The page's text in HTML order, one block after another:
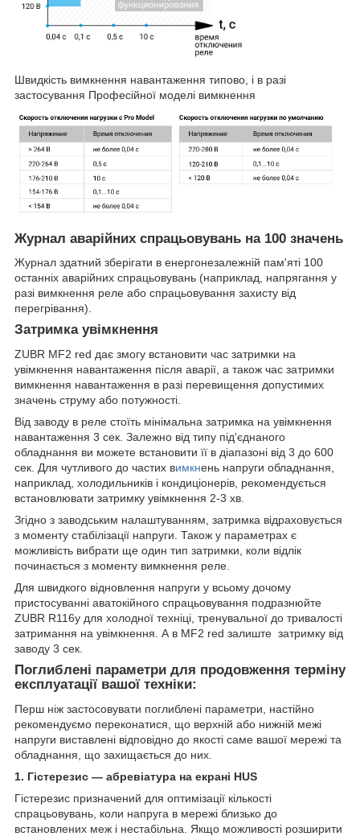
Швидкість вимкнення навантаження типово, і в разі
застосування Професійної моделі вимкнення
Журнал аварійних спрацьовувань на 100 значень
Журнал здатний зберігати в енергонезалежній пам'яті 100
останніх аварійних спрацьовувань (наприклад, напрягання у
разі вимкнення реле або спрацьовування захисту від
перегрівання).
Затримка увімкнення
ZUBR MF2 red дає змогу встановити час затримки на
увімкнення навантаження після аварії, а також час затримки
вимкнення навантаження в разі перевищення допустимих
значень струму або потужності.
Від заводу в реле стоїть мінімальна затримка на увімкнення
навантаження 3 сек. Залежно від типу під'єднаного
обладнання ви можете встановити її в діапазоні від 3 до 600
сек. Для чутливого до частих вимкнень напруги обладнання,
наприклад, холодильників і кондиціонерів, рекомендується
встановлювати затримку увімкнення 2-3 хв.
Згідно з заводським налаштуванням, затримка відраховується
з моменту стабілізації напруги. Також у параметрах є
можливість вибрати ще один тип затримки, коли відлік
починається з моменту вимкнення реле.
Для швидкого відновлення напруги у всьому дочому
пристосуванні аватокійного спрацьовування подразнюйте
ZUBR R116y для холодної техніці, тренувальної до тривалості
затримання на увімкнення. А в MF2 red залиште затримку від
заводу 3 сек.
Поглиблені параметри для продовження терміну
експлуатації вашої техніки:
Перш ніж застосовувати поглиблені параметри, настійно
рекомендуємо переконатися, що верхній або нижній межі
напруги виставлені відповідно до якості саме вашої мережі та
обладнання, що захищається до них.
1. Гістерезис — абревіатура на екрані HUS
Гістерезис призначений для оптимізації кількості
спрацьовувань, коли напруга в мережі близько до
встановлених меж і нестабільна. Якщо можливості розширити